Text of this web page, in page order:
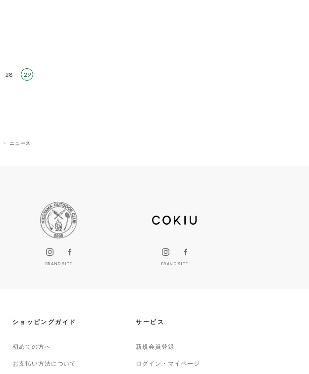
28 29
ニュース
BRAND SITE BRAND SITE
ショッピングガイド
初めての方へ
お支払い方法について
サービス
新規会員登録
ログイン・マイページ